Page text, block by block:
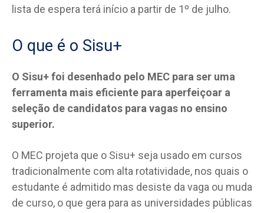
lista de espera terá início a partir de 1º de julho.
O que é o Sisu+
O Sisu+ foi desenhado pelo MEC para ser uma
ferramenta mais eficiente para aperfeiçoar a
seleção de candidatos para vagas no ensino
superior.
O MEC projeta que o Sisu+ seja usado em cursos
tradicionalmente com alta rotatividade, nos quais o
estudante é admitido mas desiste da vaga ou muda
de curso, o que gera para as universidades públicas